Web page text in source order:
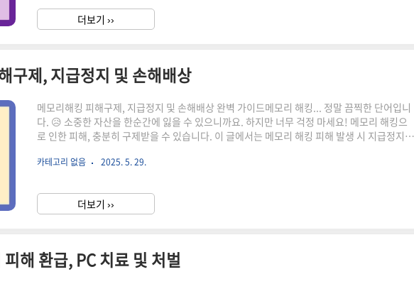
하는 금융회사에 피해구제를 신청할 수 있습니다(「전기통신금융사기 피해 방지 및 피해금 환
급에 관한 특별법」 제3조 제1항). 여기서 중요한 것은 '신속성'입니다! 피해 사실을 ..
더보기 ››
구제, 지급정지 및 손해배상
메모리해킹 피해구제, 지급정지 및 손해배상 완벽 가이드메모리 해킹... 정말 끔찍한 단어입니
다. 😥 소중한 자산을 한순간에 잃을 수 있으니까요. 하지만 너무 걱정 마세요! 메모리 해킹으
로 인한 피해, 충분히 구제받을 수 있습니다. 이 글에서는 메모리 해킹 피해 발생 시 지급정지
볼까요?메모리 해킹, 대체 뭘까요?메모리 해킹은 악성코드를 이용해 컴퓨터 메모리에 저장된
돌리거나, 개인 정보를 유출하여 더 큰 범죄에 이용할 수 있습니다.메모리 해킹의 주요 특징 악
성코드 감염 : 주로 이메일, 웹사이트 등을 통해 악성코드가 유포..
카테고리 없음 2025. 5. 29.
더보기 ››
해 환급, PC 치료 및 처벌